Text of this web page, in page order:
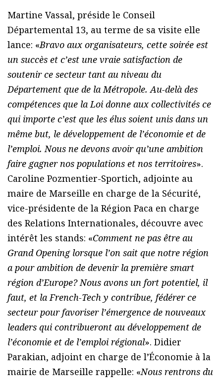
Martine Vassal, préside le Conseil
Départemental 13, au terme de sa visite elle
lance: «Bravo aux organisateurs, cette soirée est
un succès et c’est une vraie satisfaction de
soutenir ce secteur tant au niveau du
Département que de la Métropole. Au-delà des
compétences que la Loi donne aux collectivités ce
qui importe c’est que les élus soient unis dans un
même but, le développement de l’économie et de
l’emploi. Nous ne devons avoir qu’une ambition
faire gagner nos populations et nos territoires».
Caroline Pozmentier-Sportich, adjointe au
maire de Marseille en charge de la Sécurité,
vice-présidente de la Région Paca en charge
des Relations Internationales, découvre avec
intérêt les stands: «Comment ne pas être au
Grand Opening lorsque l’on sait que notre région
a pour ambition de devenir la première smart
région d’Europe? Nous avons un fort potentiel, il
faut, et la French-Tech y contribue, fédérer ce
secteur pour favoriser l’émergence de nouveaux
leaders qui contribueront au développement de
l’économie et de l’emploi régional». Didier
Parakian, adjoint en charge de l’Économie à la
mairie de Marseille rappelle: «Nous rentrons du